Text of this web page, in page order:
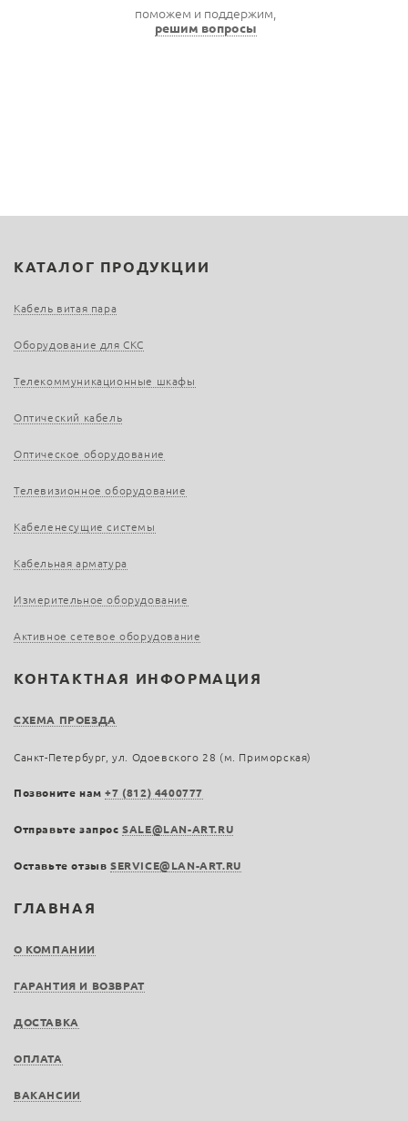
поможем и поддержим,
решим вопросы
ГЛАВНАЯ
О КОМПАНИИ
ГАРАНТИЯ И ВОЗВРАТ
ДОСТАВКА
ОПЛАТА
ВАКАНСИИ
КАТАЛОГ ПРОДУКЦИИ
Кабель витая пара
Оборудование для СКС
Телекоммуникационные шкафы
Оптический кабель
Оптическое оборудование
Телевизионное оборудование
Кабеленесущие системы
Кабельная арматура
Измерительное оборудование
Активное сетевое оборудование
КОНТАКТНАЯ ИНФОРМАЦИЯ
СХЕМА ПРОЕЗДА
Санкт-Петербург, ул. Одоевского 28 (м. Приморская)
Позвоните нам+7 (812) 4400777
Отправьте запросSALE@LAN-ART.RU
Оставьте отзыв SERVICE@LAN-ART.RU